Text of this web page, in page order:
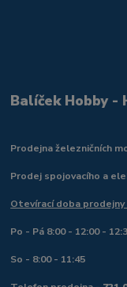
Balíček Hobby -
Prodejna železničních
Prodej spojovacího a
Otevírací doba prodejny
Po - Pá 8:00 - 12:00 -
So - 8:00 - 11:45